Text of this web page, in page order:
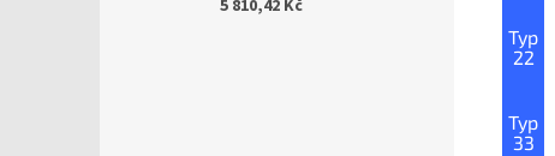
5 810,42 Kč
Typ
22
Typ
33